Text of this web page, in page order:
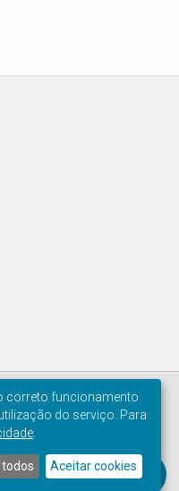
Manage
cookie
correto funcionamento
do serviço. Para
todos Aceitar cookies